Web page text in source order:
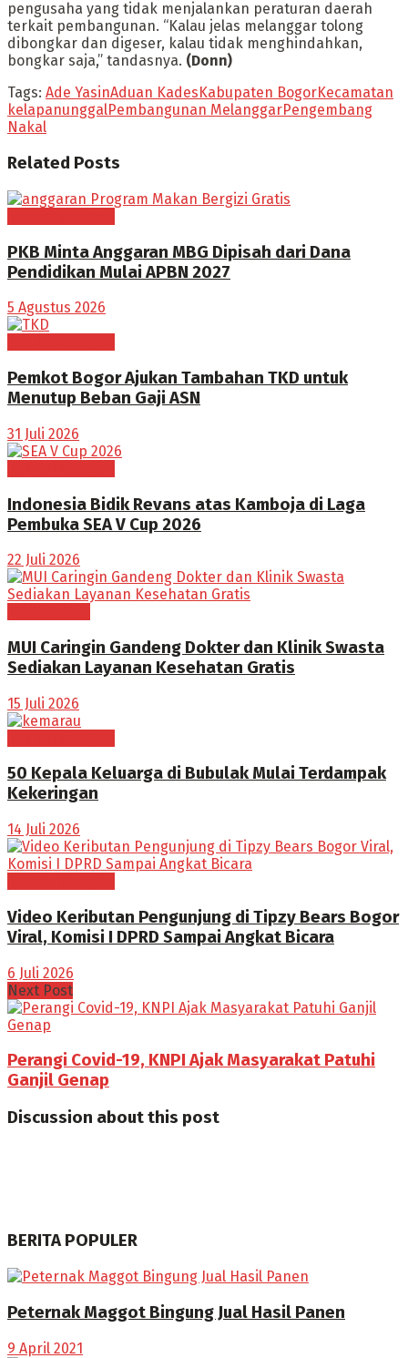
pengusaha yang tidak menjalankan peraturan daerah
terkait pembangunan. “Kalau jelas melanggar tolong
dibongkar dan digeser, kalau tidak menghindahkan,
bongkar saja,” tandasnya. (Donn)
Tags: Ade YasinAduan Kades Kabupaten BogorKecamatan
kelapanunggalPembangunan MelanggarPengembang
Nakal
Related Posts
PKB Minta Anggaran MBG Dipisah dari Dana
Pendidikan Mulai APBN 2027
5 Agustus 2026
Pemkot Bogor Ajukan Tambahan TKD untuk
Menutup Beban Gaji ASN
31 Juli 2026
Indonesia Bidik Revans atas Kamboja di Laga
Pembuka SEA V Cup 2026
22 Juli 2026
MUI Caringin Gandeng Dokter dan Klinik Swasta
Sediakan Layanan Kesehatan Gratis
15 Juli 2026
50 Kepala Keluarga di Bubulak Mulai Terdampak
Kekeringan
14 Juli 2026
Video Keributan Pengunjung di Tipzy Bears Bogor
Viral, Komisi I DPRD Sampai Angkat Bicara
6 Juli 2026
Next Post
Perangi Covid-19, KNPI Ajak Masyarakat Patuhi
Ganjil Genap
Discussion about this post
BERITA POPULER
Peternak Maggot Bingung Jual Hasil Panen
9 April 2021